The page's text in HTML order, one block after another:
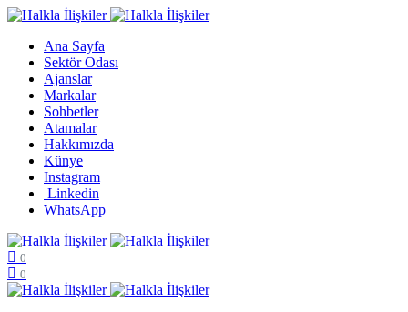
Ana Sayfa
Sektör Odası
Ajanslar
Markalar
Sohbetler
Atamalar
Hakkımızda
Künye
Instagram
Linkedin
WhatsApp
0
0